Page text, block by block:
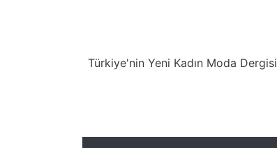
Türkiye'nin Yeni Kadın Moda Dergisi